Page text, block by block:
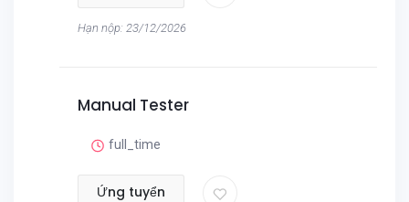
Hạn nộp: 23/12/2026
Manual Tester
full_time
Ứng tuyển